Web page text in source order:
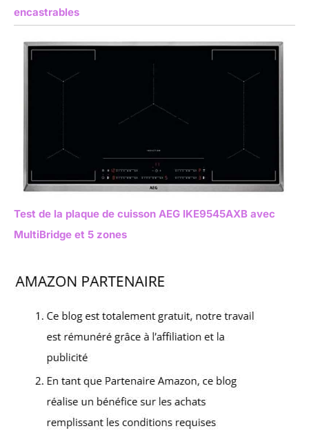
encastrables
Test de la plaque de cuisson AEG IKE9545AXB avec
MultiBridge et 5 zones